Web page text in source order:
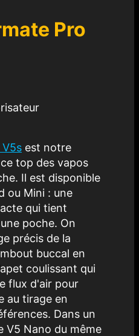
Pro
est notre
top des vapos
Il est disponible
ou Mini : une
qui tient
poche. On
précis de la
buccal en
coulissant qui
flux d'air pour
au tirage en
Dans un
V5 Nano du même